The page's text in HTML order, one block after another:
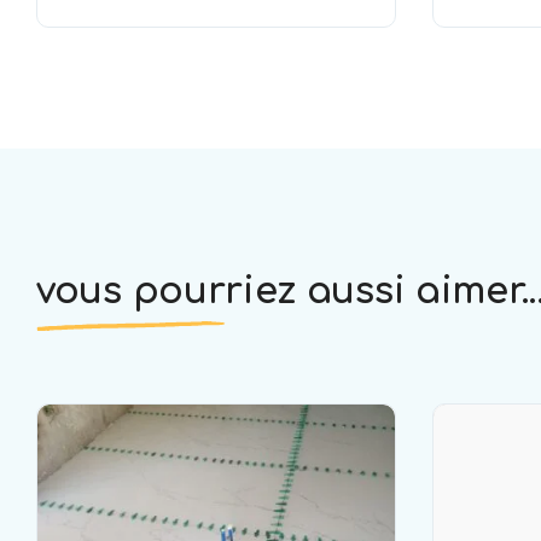
vous pourriez aussi